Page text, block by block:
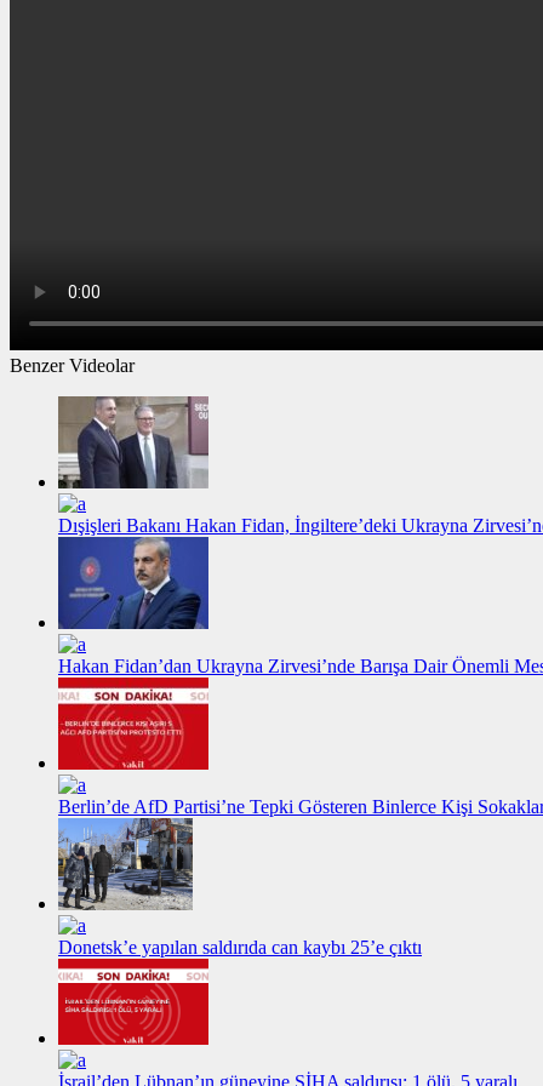
Benzer Videolar
Dışişleri Bakanı Hakan Fidan, İngiltere’deki Ukrayna
Hakan Fidan’dan Ukrayna Zirvesi’nde Barışa Dair Önemli
Berlin’de AfD Partisi’ne Tepki Gösteren Binlerce Kişi
Donetsk’e yapılan saldırıda can kaybı 25’e çıktı
İsrail’den Lübnan’ın güneyine SİHA saldırısı: 1 ölü, 5 yaralı